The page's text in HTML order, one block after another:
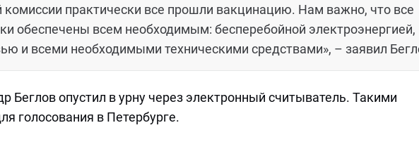
комиссии практически все прошли вакцинацию. Нам важно, что все
обеспечены всем необходимым: бесперебойной электроэнергией,
и всеми необходимыми техническими средствами», – заявил
Беглов опустил в урну через электронный считыватель. Такими
голосования в Петербурге.